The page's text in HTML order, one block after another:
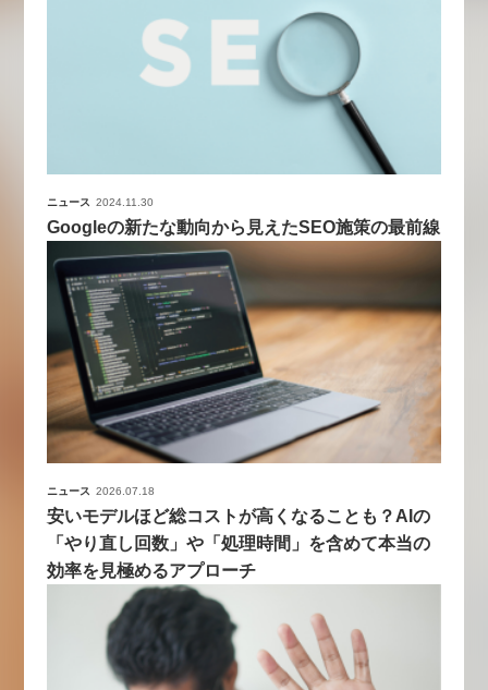
ニュース 2024.11.30
Googleの新たな動向から見えたSEO施策の最前線
ニュース 2026.07.18
安いモデルほど総コストが高くなることも？AIの
「やり直し回数」や「処理時間」を含めて本当の
効率を見極めるアプローチ